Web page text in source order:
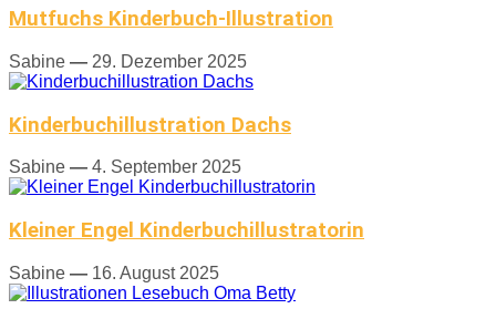
Mutfuchs Kinderbuch-Illustration
Sabine — 29. Dezember 2025
Kinderbuchillustration Dachs
Sabine — 4. September 2025
Kleiner Engel Kinderbuchillustratorin
Sabine — 16. August 2025